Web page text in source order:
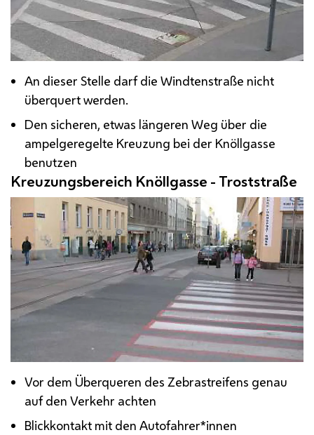
An dieser Stelle darf die Windtenstraße nicht
überquert werden.
Den sicheren, etwas längeren Weg über die
ampelgeregelte Kreuzung bei der Knöllgasse
benutzen
Kreuzungsbereich Knöllgasse - Troststraße
Vor dem Überqueren des Zebrastreifens genau
auf den Verkehr achten
Blickkontakt mit den Autofahrer*innen